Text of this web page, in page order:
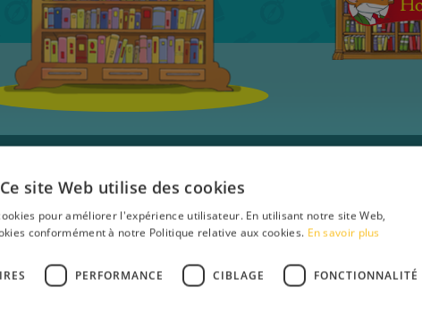
Nouveautés
FRENCH
Ce site Web utilise des cookies
pour améliorer l'expérience utilisateur. En utilisant notre site Web,
conformément à notre Politique relative aux cookies. En savoir plus
PERFORMANCE CIBLAGE FONCTIONNALITÉ